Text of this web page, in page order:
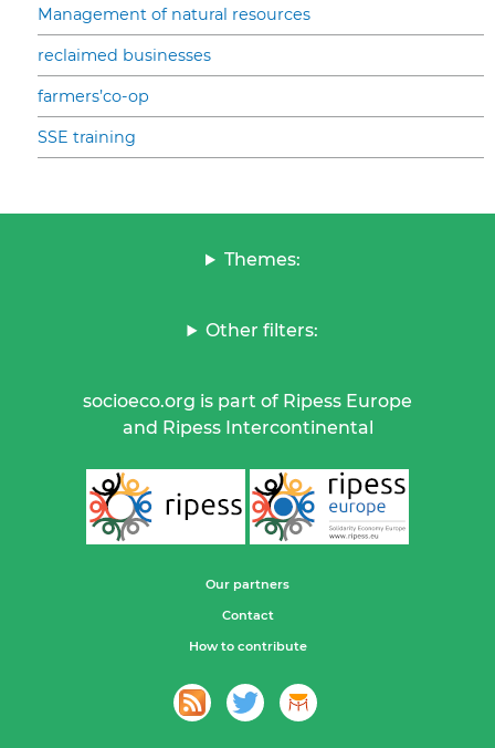
Management of natural resources
reclaimed businesses
farmers’co-op
SSE training
Themes:
Other filters:
socioeco.org is part of Ripess Europe
and Ripess Intercontinental
Our partners
Contact
How to contribute